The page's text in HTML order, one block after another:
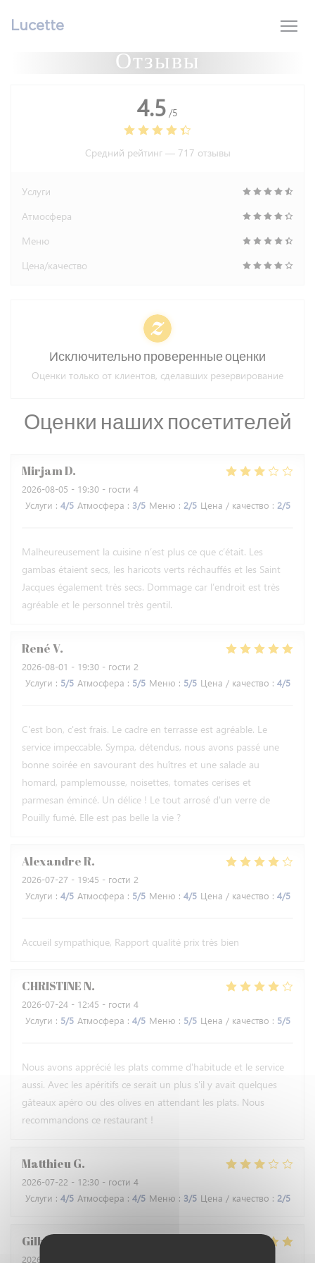
Lucette
Отзывы
Оценки наших посетителей
MirjamD
2026-08-05 - 19:30 - гости 4
Услуги : 4/5 Атмосфера : 3/5 Меню : 2/5 Цена / качество : 2/5
Malheureusement la cuisine n’est plus ce que c’était. Les
gambas étaient secs, les haricots verts réchauffés et les Saint
Jacques également très secs. Dommage car l’endroit est très
agréable et le personnel très gentil.
RenéV
2026-08-01 - 19:30 - гости 2
Услуги : 5/5 Атмосфера : 5/5 Меню : 5/5 Цена / качество : 4/5
C'est bon, c'est frais. Le cadre en terrasse est agréable. Le
service impeccable. Sympa, détendus, nous avons passé une
bonne soirée en savourant des huîtres et une salade au
homard, pamplemousse, noisettes, tomates cerises et
parmesan émincé. Un délice ! Le tout arrosé d'un verre de
Pouilly fumé. Elle est pas belle la vie ?
AlexandreR
2026-07-27 - 19:45 - гости 2
Услуги : 4/5 Атмосфера : 5/5 Меню : 4/5 Цена / качество : 4/5
Accueil sympathique, Rapport qualité prix très bien
CHRISTINEN
2026-07-24 - 12:45 - гости 4
Услуги : 5/5 Атмосфера : 4/5 Меню : 5/5 Цена / качество : 5/5
Nous avons apprécié les plats comme d'habitude et le service
aussi. Avec les apéritifs ce serait un plus s'il y avait quelques
gâteaux apéro ou des olives en attendant les plats. Nous
recommandons ce restaurant !
MatthieuG
2026-07-22 - 12:30 - гости 4
Услуги : 4/5 Атмосфера : 4/5 Меню : 3/5 Цена / качество : 2/5
Gilbert
2026-07-18
4.5 /5
Средний рейтинг — 717 отзывы
Услуги
Атмосфера
Меню
Цена/качество
Исключительно проверенные оценки
Оценки только от клиентов, сделавших резервирование